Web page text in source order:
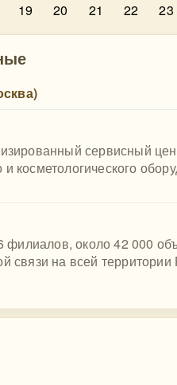
19 20 21 22 23
сервисный
косметологического
около 42 000
связи на всей